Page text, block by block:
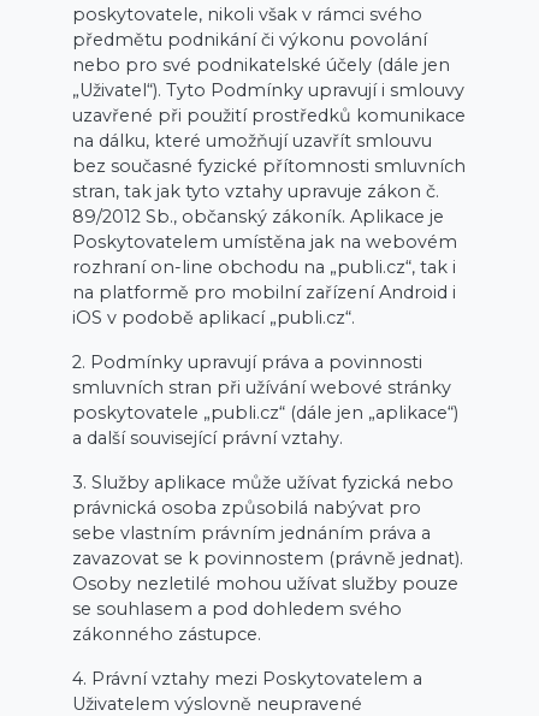
poskytovatele, nikoli však v rámci svého
předmětu podnikání či výkonu povolání
nebo pro své podnikatelské účely (dále jen
„Uživatel“). Tyto Podmínky upravují i smlouvy
uzavřené při použití prostředků komunikace
na dálku, které umožňují uzavřít smlouvu
bez současné fyzické přítomnosti smluvních
stran, tak jak tyto vztahy upravuje zákon č.
89/2012 Sb., občanský zákoník. Aplikace je
Poskytovatelem umístěna jak na webovém
rozhraní on-line obchodu na „publi.cz“, tak i
na platformě pro mobilní zařízení Android i
iOS v podobě aplikací „publi.cz“.
2. Podmínky upravují práva a povinnosti
smluvních stran při užívání webové stránky
poskytovatele „publi.cz“ (dále jen „aplikace“)
a další související právní vztahy.
3. Služby aplikace může užívat fyzická nebo
právnická osoba způsobilá nabývat pro
sebe vlastním právním jednáním práva a
zavazovat se k povinnostem (právně jednat).
Osoby nezletilé mohou užívat služby pouze
se souhlasem a pod dohledem svého
zákonného zástupce.
4. Právní vztahy mezi Poskytovatelem a
Uživatelem výslovně neupravené